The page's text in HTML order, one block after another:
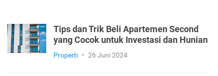
Tips dan Trik Beli Apartemen Second
yang Cocok untuk Investasi dan Hunian
Properti • 26 Juni 2024